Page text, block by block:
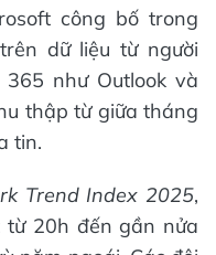
công bố trong
dữ liệu từ người
như Outlook và
thập từ giữa tháng
tin.
Trend Index 2025,
từ 20h đến gần nửa